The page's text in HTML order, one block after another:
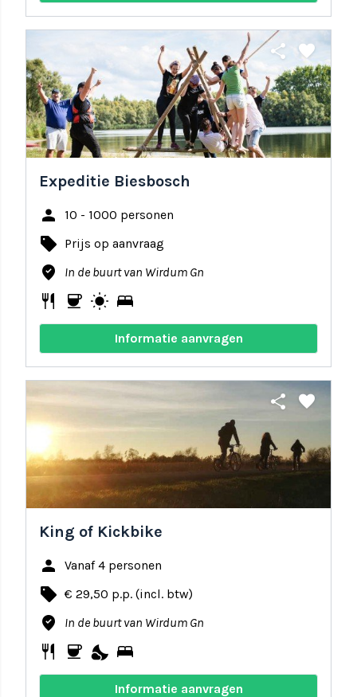
share favorite
Expeditie Biesbosch
person 10 - 1000 personen
local_offer Prijs op aanvraag
where_to_vote In de buurt van Wirdum Gn
restaurant coffee wb_sunny bed
Informatie aanvragen
share favorite
King of Kickbike
person Vanaf 4 personen
local_offer € 29,50 p.p. (incl. btw)
where_to_vote In de buurt van Wirdum Gn
restaurant coffee nights_stay bed
Informatie aanvragen